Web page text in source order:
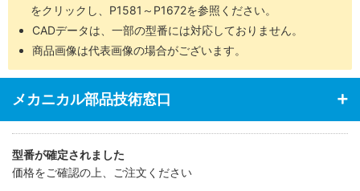
をクリックし、P1581～P1672を参照ください。
CADデータは、一部の型番には対応しておりません。
商品画像は代表画像の場合がございます。
メカニカル部品技術窓口
型番が確定されました
価格をご確認の上、ご注文ください